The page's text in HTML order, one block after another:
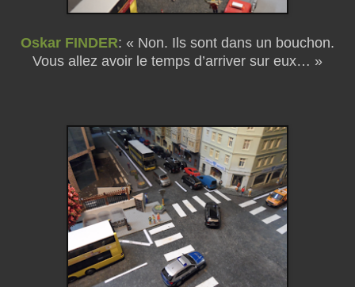
Oskar FINDER: « Non. Ils sont dans un bouchon.
Vous allez avoir le temps d’arriver sur eux… »